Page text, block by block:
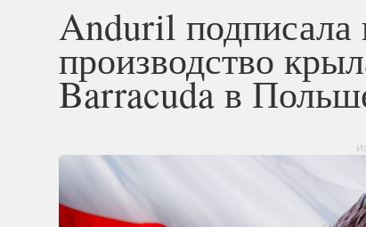
Anduril подписала
производство
Barracuda в